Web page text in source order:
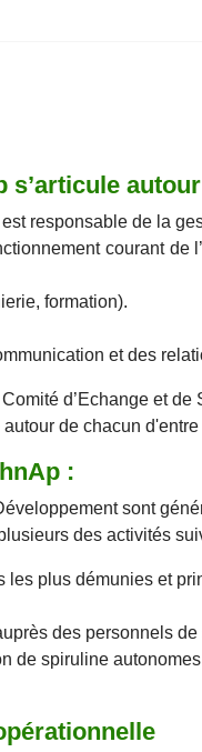
s’articule
responsable de la
courant de
formation).
et des
d’Echange et
de chacun d'entre
:
sont
des activités
plus démunies et
des personnels
de spiruline